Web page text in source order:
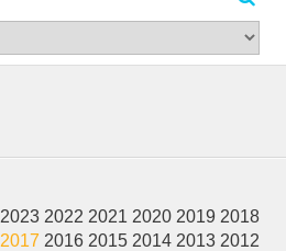
2023 2022 2021 2020 2019 2018
2017 2016 2015 2014 2013 2012